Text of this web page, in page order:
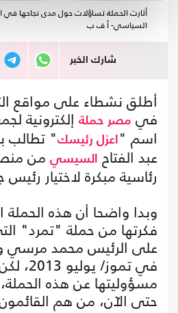
أثارت الحملة تساؤلات حول مدى نجاحها في
السياسي- أ ف ب
شارك الخبر
أطلق نشطاء على مواقع
في مصر حملة إلكترونية
اسم " اعزل رئيسك" تطالب
عبد الفتاح
السيسي من
رئاسية مبكرة لاختيار رئيس
وبدا واضحا أن هذه الحملة
فكرتها من حملة "تمرد"
على الرئيس محمد مرسي
في
مسؤوليتها عن هذه
حتى الآن، من هم